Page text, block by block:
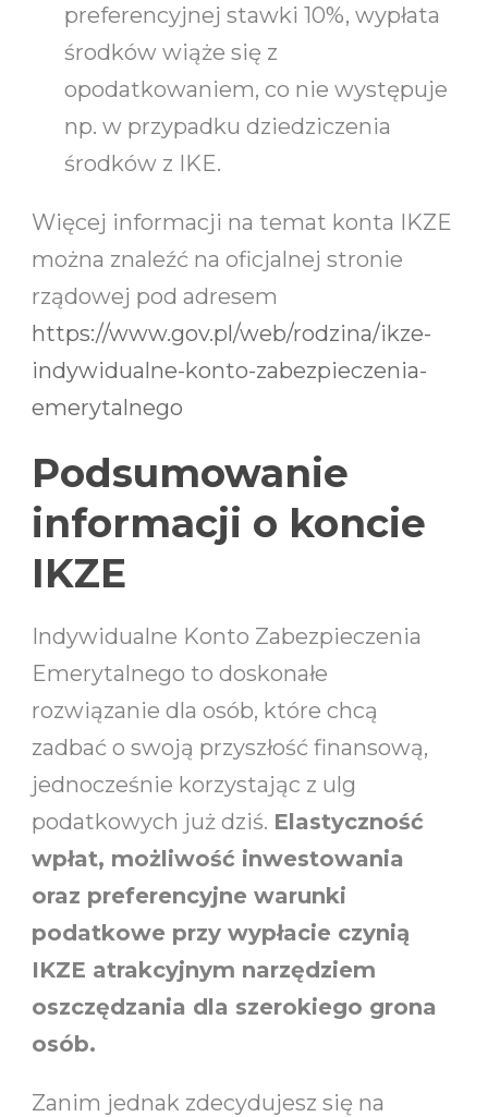
preferencyjnej stawki 10%, wypłata
środków wiąże się z
opodatkowaniem, co nie występuje
np. w przypadku dziedziczenia
środków z IKE.
Więcej informacji na temat konta IKZE
można znaleźć na oficjalnej stronie
rządowej pod adresem
https://www.gov.pl/web/rodzina/ikze-
indywidualne-konto-zabezpieczenia-
emerytalnego
Podsumowanie
informacji o koncie
IKZE
Indywidualne Konto Zabezpieczenia
Emerytalnego to doskonałe
rozwiązanie dla osób, które chcą
zadbać o swoją przyszłość finansową,
jednocześnie korzystając z ulg
podatkowych już dziś. Elastyczność
wpłat, możliwość inwestowania
oraz preferencyjne warunki
podatkowe przy wypłacie czynią
IKZE atrakcyjnym narzędziem
oszczędzania dla szerokiego grona
osób.
Zanim jednak zdecydujesz się na